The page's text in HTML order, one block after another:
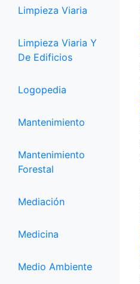
Limpieza Viaria
Limpieza Viaria Y
De Edificios
Logopedia
Mantenimiento
Mantenimiento
Forestal
Mediación
Medicina
Medio Ambiente